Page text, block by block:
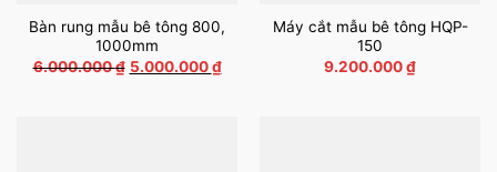
Bàn rung mẫu bê tông 800,
1000mm
6.000.000₫ Giá
gốc
5.000.000₫Giá
hiện
Máy cắt mẫu bê tông HQP-
150
9.200.000₫